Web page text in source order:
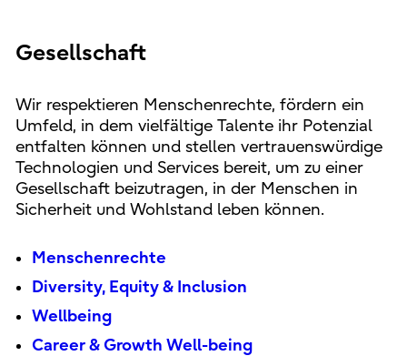
Gesellschaft
Wir respektieren Menschenrechte, fördern ein
Umfeld, in dem vielfältige Talente ihr Potenzial
entfalten können und stellen vertrauenswürdige
Technologien und Services bereit, um zu einer
Gesellschaft beizutragen, in der Menschen in
Sicherheit und Wohlstand leben können.
Menschenrechte
Diversity, Equity & Inclusion
Wellbeing
Career & Growth Well-being